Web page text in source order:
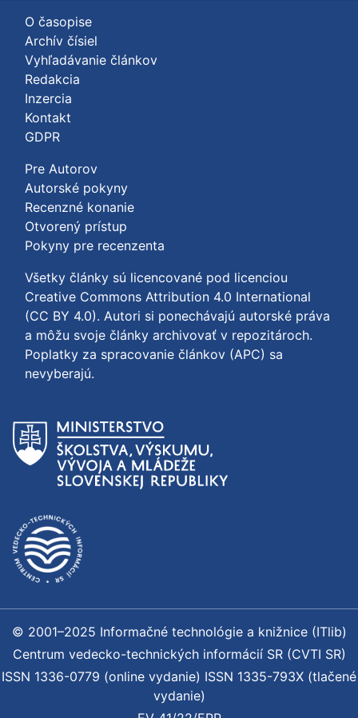
O časopise
Archív čísiel
Vyhľadávanie článkov
Redakcia
Inzercia
Kontakt
GDPR
Pre Autorov
Autorské pokyny
Recenzné konanie
Otvorený prístup
Pokyny pre recenzenta
Všetky články sú licencované pod licenciou
Creative Commons Attribution 4.0 International
(CC BY 4.0). Autori si ponechávajú autorské práva
a môžu svoje články archivovať v repozitároch.
Poplatky za spracovanie článkov (APC) sa
nevyberajú.
© 2001–2025 Informačné technológie a knižnice (ITlib)
Centrum vedecko-technických informácií SR (CVTI SR)
ISSN 1336-0779 (online vydanie) ISSN 1335-793X (tlačené
vydanie)